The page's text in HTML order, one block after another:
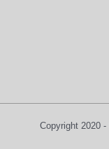
Copyright 2020 -